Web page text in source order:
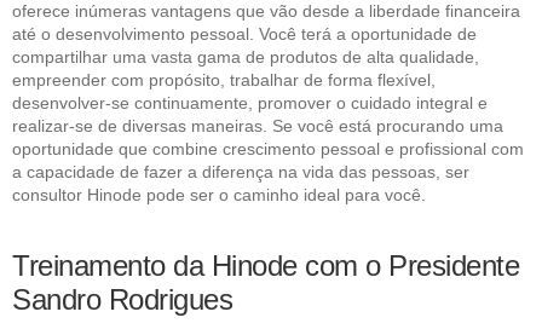
oferece inúmeras vantagens que vão desde a liberdade financeira
até o desenvolvimento pessoal. Você terá a oportunidade de
compartilhar uma vasta gama de produtos de alta qualidade,
empreender com propósito, trabalhar de forma flexível,
desenvolver-se continuamente, promover o cuidado integral e
realizar-se de diversas maneiras. Se você está procurando uma
oportunidade que combine crescimento pessoal e profissional com
a capacidade de fazer a diferença na vida das pessoas, ser
consultor Hinode pode ser o caminho ideal para você.
Treinamento da Hinode com o Presidente
Sandro Rodrigues